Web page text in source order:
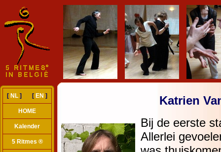
[ NL ] [ EN ]
HOME
Kalender
5 Ritmes ®
Katrien